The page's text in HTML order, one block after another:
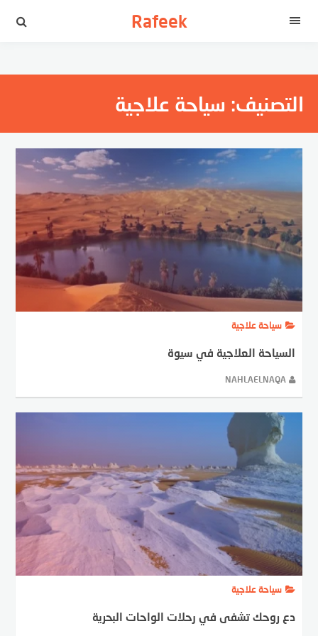
القائمة Rafeek
التصنيف: سياحة علاجية
سياحة علاجية
السياحة العلاجية في سيوة
NAHLAELNAQA
سياحة علاجية
دع روحك تشفى في رحلات الواحات البحرية